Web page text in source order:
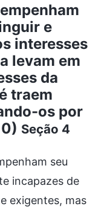
e
interesses
levam em
da
traem
os por
Seção 4
seu
incapazes de
exigentes, mas